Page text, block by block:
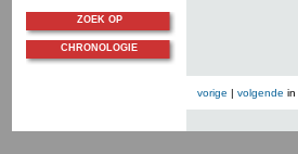
vorige | volgende in
ZOEK OP
CHRONOLOGIE